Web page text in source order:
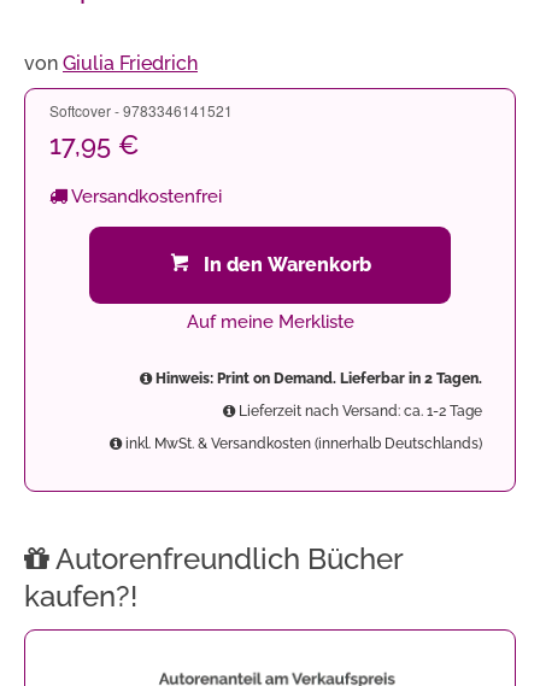
von Giulia Friedrich
Softcover - 9783346141521
17,95 €
Versandkostenfrei
In den Warenkorb
Auf meine Merkliste
Hinweis: Print on Demand. Lieferbar in 2 Tagen.
Lieferzeit nach Versand: ca. 1-2 Tage
inkl. MwSt. & Versandkosten (innerhalb Deutschlands)
Autorenfreundlich Bücher
kaufen?!